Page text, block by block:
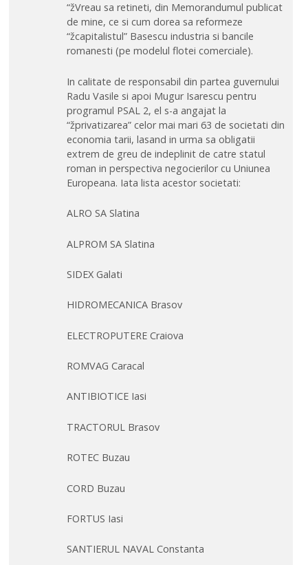
“žVreau sa retineti, din Memorandumul publicat
de mine, ce si cum dorea sa reformeze
“žcapitalistul” Basescu industria si bancile
romanesti (pe modelul flotei comerciale).
In calitate de responsabil din partea guvernului
Radu Vasile si apoi Mugur Isarescu pentru
programul PSAL 2, el s-a angajat la
“žprivatizarea” celor mai mari 63 de societati din
economia tarii, lasand in urma sa obligatii
extrem de greu de indeplinit de catre statul
roman in perspectiva negocierilor cu Uniunea
Europeana. Iata lista acestor societati:
ALRO SA Slatina
ALPROM SA Slatina
SIDEX Galati
HIDROMECANICA Brasov
ELECTROPUTERE Craiova
ROMVAG Caracal
ANTIBIOTICE Iasi
TRACTORUL Brasov
ROTEC Buzau
CORD Buzau
FORTUS Iasi
SANTIERUL NAVAL Constanta